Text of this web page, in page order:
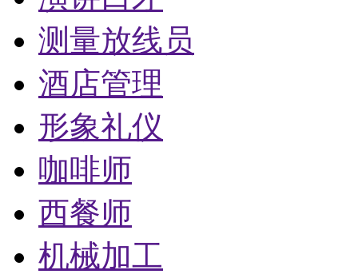
测量放线员
酒店管理
形象礼仪
咖啡师
西餐师
机械加工